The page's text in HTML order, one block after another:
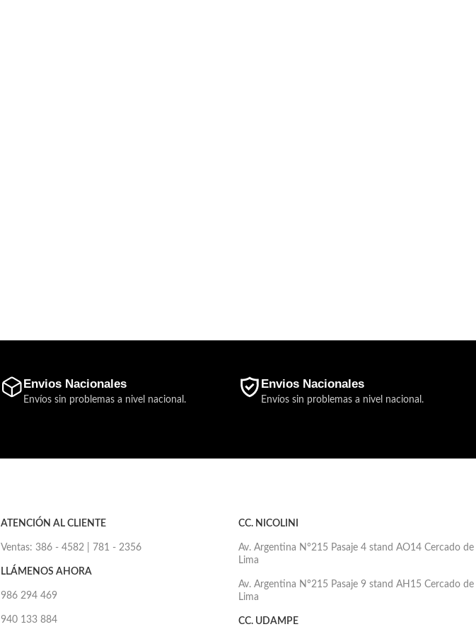
Envios Nacionales
Envíos sin problemas a nivel nacional.
Envios Nacionales
Envíos sin problemas a nivel nacional.
ATENCIÓN AL CLIENTE
Ventas: 386 - 4582 | 781 - 2356
LLÁMENOS AHORA
986 294 469
940 133 884
CC. NICOLINI
Av. Argentina N°215 Pasaje 4 stand AO14 Cercado de
Lima
Av. Argentina N°215 Pasaje 9 stand AH15 Cercado de
Lima
CC. UDAMPE